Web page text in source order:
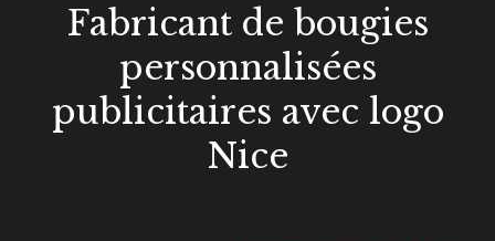
Fabricant de bougies
personnalisées
publicitaires avec logo
Nice